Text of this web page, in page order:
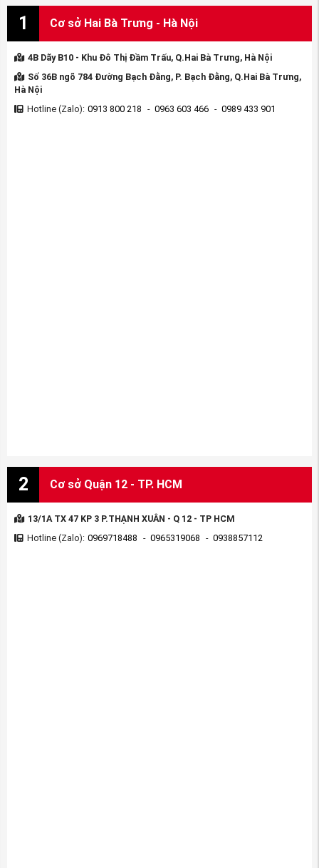
Thước lái xe Honda CRV 2016-2017
Thước lái Honda CRV 2016-2017
1 Cơ sở Hai Bà Trưng - Hà Nội
4B Dãy B10 - Khu Đô Thị Đầm Trấu, Q.Hai Bà Trưng, Hà Nội
Số 36B ngõ 784 Đường Bạch Đằng, P. Bạch Đằng, Q.Hai Bà Trưng,
Hà Nội
Hotline (Zalo): 0913 800 218 - 0963 603 466 - 0989 433 901
2 Cơ sở Quận 12 - TP. HCM
13/1A TX 47 KP 3 P.THẠNH XUÂN - Q 12 - TP HCM
Hotline (Zalo): 0969718488 - 0965319068 - 0938857112